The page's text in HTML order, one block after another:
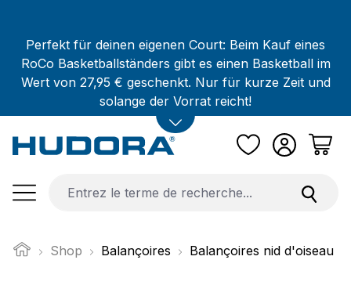
Perfekt für deinen eigenen Court: Beim Kauf eines
RoCo Basketballständers gibt es einen Basketball im
Wert von 27,95 € geschenkt. Nur für kurze Zeit und
solange der Vorrat reicht!
Shop Balançoires Balançoires nid d'oiseau